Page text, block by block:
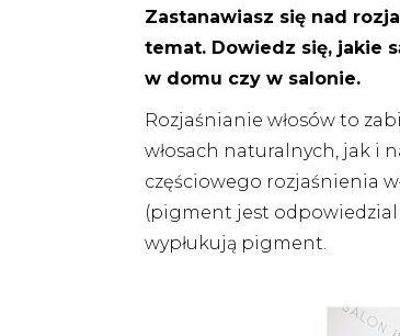
Zastanawiasz się nad
temat. Dowiedz się, jakie
w domu czy w salonie.
Rozjaśnianie włosów to
włosach naturalnych, jak i
częściowego rozjaśnienia
(pigment jest
wypłukują pigment.